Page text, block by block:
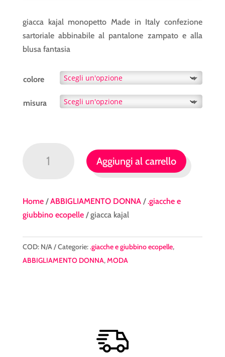
originale
era:
€ 99.00.
giacca kajal monopetto Made in Italy confezione
sartoriale abbinabile al pantalone zampato e alla
blusa fantasia
colore
misura
Aggiungi al carrello
Home/ABBIGLIAMENTO DONNA/.giacche e
giubbino ecopelle/ giacca kajal
COD: N/A Categorie:.giacche e giubbino ecopelle,
ABBIGLIAMENTO DONNA,MODA